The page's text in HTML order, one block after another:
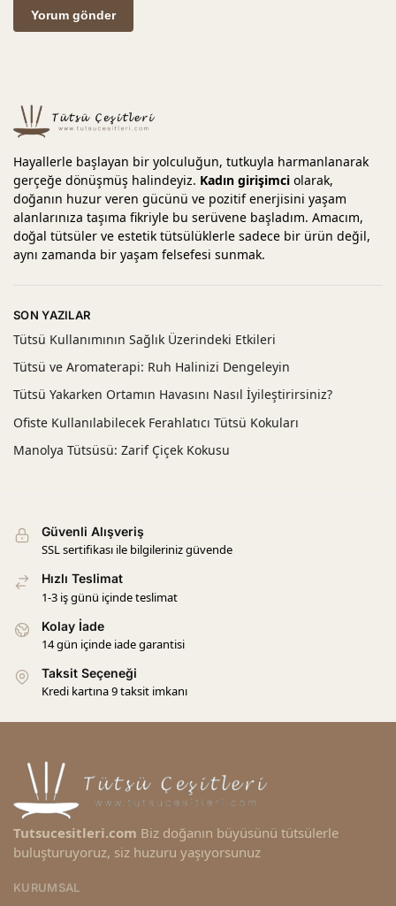
Hayallerle başlayan bir yolculuğun, tutkuyla harmanlanarak
gerçeğe dönüşmüş halindeyiz. Kadın girişimci olarak,
doğanın huzur veren gücünü ve pozitif enerjisini yaşam
alanlarınıza taşıma fikriyle bu serüvene başladım. Amacım,
doğal tütsüler ve estetik tütsülüklerle sadece bir ürün değil,
aynı zamanda bir yaşam felsefesi sunmak.
SON YAZILAR
Tütsü Kullanımının Sağlık Üzerindeki Etkileri
Tütsü ve Aromaterapi: Ruh Halinizi Dengeleyin
Tütsü Yakarken Ortamın Havasını Nasıl İyileştirirsiniz?
Ofiste Kullanılabilecek Ferahlatıcı Tütsü Kokuları
Manolya Tütsüsü: Zarif Çiçek Kokusu
Güvenli Alışveriş
SSL sertifikası ile bilgileriniz güvende
Hızlı Teslimat
1-3 iş günü içinde teslimat
Kolay İade
14 gün içinde iade garantisi
Taksit Seçeneği
Kredi kartına 9 taksit imkanı
Tutsucesitleri.com Biz doğanın büyüsünü tütsülerle
buluşturuyoruz, siz huzuru yaşıyorsunuz
KURUMSAL